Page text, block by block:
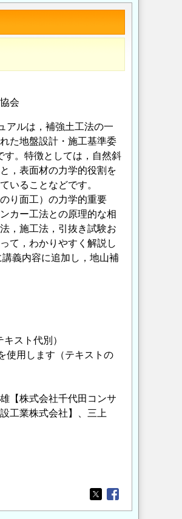
会
アルは，補強土工法の一
た地盤設計・施工基準委
。特徴としては，自然斜
，表面材の力学的役割を
いることなどです。
り面工）の力学的重要
カー工法との原理的な相
，施工法，引抜き試験お
て，わかりやすく解説し
義内容に追加し，地山補
スト代別）
使用します（テキストの
株式会社千代田コンサ
工業株式会社】、三上
Opens in a new
Opens in a new